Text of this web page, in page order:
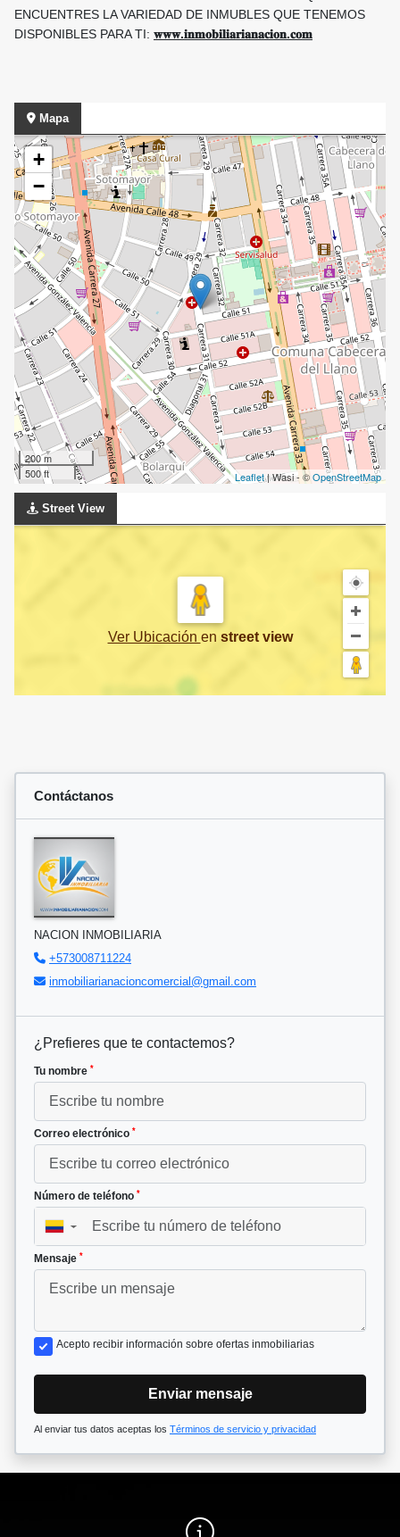
ENCUENTRES LA VARIEDAD DE INMUBLES QUE TENEMOS
DISPONIBLES PARA TI: 𝐰𝐰𝐰.𝐢𝐧𝐦𝐨𝐛𝐢𝐥𝐢𝐚𝐫𝐢𝐚𝐧𝐚𝐜𝐢𝐨𝐧.𝐜𝐨𝐦
Mapa
+
−
200 m
500 ft
Leaflet| Wasi - ©OpenStreetMap
Street View
Ver Ubicación en street view
Contáctanos
NACION INMOBILIARIA
+573008711224
inmobiliarianacioncomercial@gmail.com
¿Prefieres que te contactemos?
Tu nombre *
Correo electrónico *
Número de teléfono *
▼
Mensaje *
Acepto recibir información sobre ofertas inmobiliarias
Enviar mensaje
Al enviar tus datos aceptas los Términos de servicio y privacidad